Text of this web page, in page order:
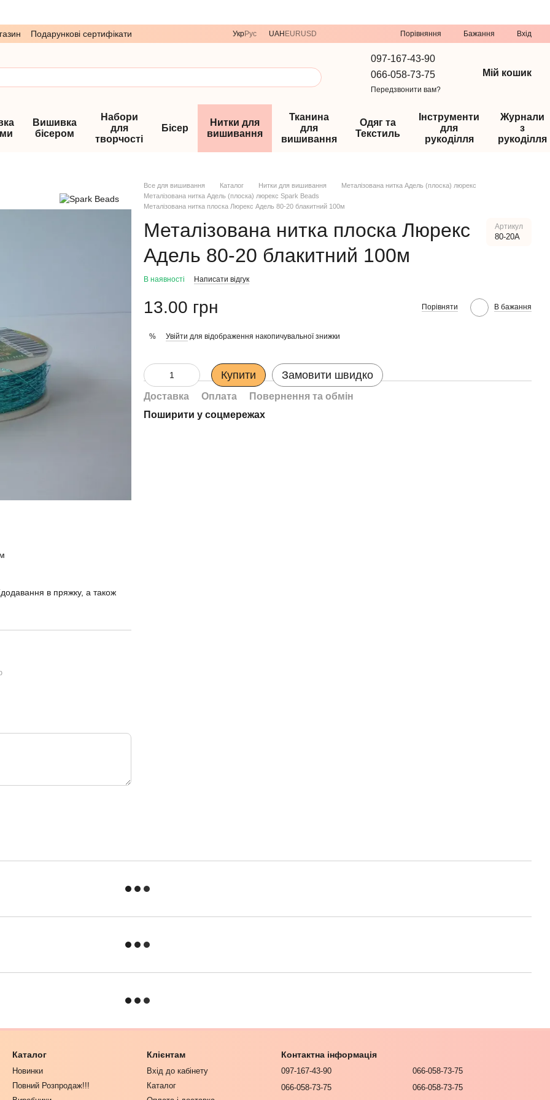
Подарункові сертифікати УкрРус UAH EURUSD Порівняння Бажання Вхід
097-167-43-90
066-058-73-75
Передзвонити вам?
Мій кошик
Вишивка
бісером
Набори
для
творчості
Бісер
Нитки для
вишивання
Тканина
для
вишивання
Одяг та
Текстиль
Інструменти
для
рукоділля
Журнали
з
рукоділля
в пряжку, а також
Все для вишивання Каталог Нитки для вишивання
Металізована нитка Адель (плоска) люрекс
Металізована нитка Адель (плоска) люрекс Spark Beads
Металізована нитка плоска Люрекс Адель 80-20 блакитний 100м
Металізована нитка плоска Люрекс
Адель 80-20 блакитний 100м
Артикул
80-20А
В наявності Написати відгук
13.00 грн Порівняти В бажання
% Увійти для відображення накопичувальної знижки
Купити Замовити швидко
Доставка Оплата
Повернення та обмін
Поширити у соцмережах
Каталог
Новинки
Повний Розпродаж!!!
Клієнтам
Вхід до кабінету
Каталог
Контактна інформація
097-167-43-90
066-058-73-75
066-058-73-75
066-058-73-75